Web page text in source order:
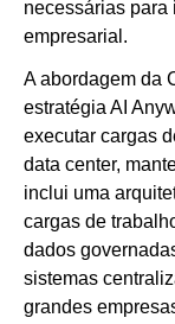
necessárias para
empresarial.
A abordagem da
estratégia AI
executar cargas
data center,
inclui uma
cargas de
dados
sistemas
grandes